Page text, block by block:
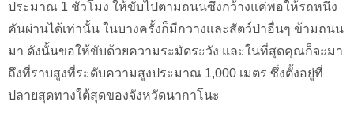
ประมาณ 1 ชั่วโมง ให้ขับไปตามถนนซึ่งกว้างแค่พอให้รถหนึ่ง
คันผ่านได้เท่านั้น ในบางครั้งก็มีกวางและสัตว์ป่าอื่นๆ ข้ามถนน
มา ดังนั้นขอให้ขับด้วยความระมัดระวัง และในที่สุดคุณก็จะมา
ถึงที่ราบสูงที่ระดับความสูงประมาณ 1,000 เมตร ซึ่งตั้งอยู่ที่
ปลายสุดทางใต้สุดของจังหวัดนากาโนะ